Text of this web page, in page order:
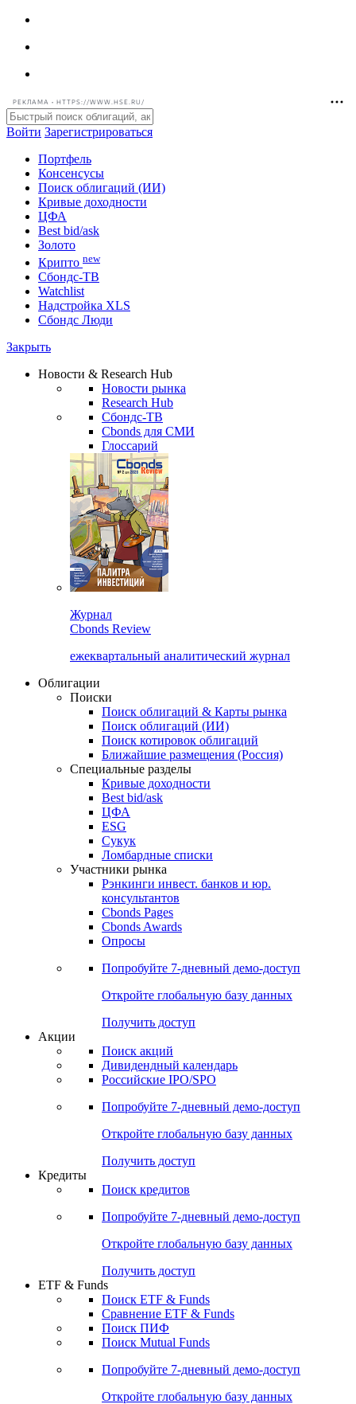
РЕКЛАМА • HTTPS://WWW.HSE.RU/
Войти Зарегистрироваться
Портфель
Консенсусы
Поиск облигаций (ИИ)
Кривые доходности
ЦФА
Best bid/ask
Золото
Крипто new
Watchlist
Сбондс Люди
Новости & Research Hub
Новости рынка
Research Hub
Сбондс-ТВ
Cbonds для СМИ
Глоссарий
Cbonds Review
ежеквартальный аналитический журнал
Облигации
Поиски
Поиск облигаций & Карты рынка
Поиск облигаций (ИИ)
Поиск котировок облигаций
Ближайшие размещения (Россия)
Специальные разделы
Кривые доходности
Best bid/ask
ЦФА
ESG
Сукук
Ломбардные списки
Участники рынка
Рэнкинги инвест. банков и юр.
Cbonds Pages
Опросы
Попробуйте7-дневный
Откройте глобальную базу данных
Получить доступ
Поиск акций
Российские IPO/SPO
Попробуйте7-дневный
Откройте глобальную базу данных
Получить доступ
Поиск кредитов
Попробуйте7-дневный
Откройте глобальную базу данных
Получить доступ
ETF & Funds
Сравнение ETF & Funds
Поиск Mutual Funds